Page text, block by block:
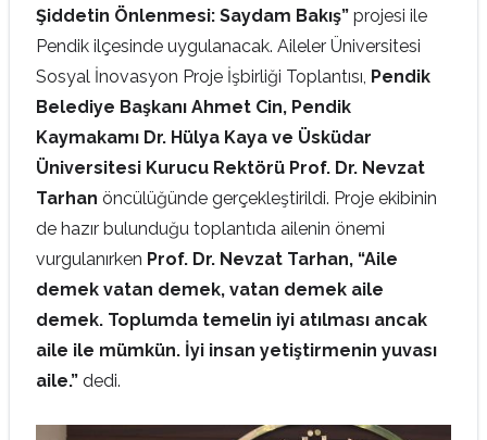
Şiddetin Önlenmesi: Saydam Bakış” projesi ile
Pendik ilçesinde uygulanacak. Aileler Üniversitesi
Sosyal İnovasyon Proje İşbirliği Toplantısı, Pendik
Belediye Başkanı Ahmet Cin, Pendik
Kaymakamı Dr. Hülya Kaya ve Üsküdar
Üniversitesi Kurucu Rektörü Prof. Dr. Nevzat
Tarhan öncülüğünde gerçekleştirildi. Proje ekibinin
de hazır bulunduğu toplantıda ailenin önemi
vurgulanırken Prof. Dr. Nevzat Tarhan, “Aile
demek vatan demek, vatan demek aile
demek. Toplumda temelin iyi atılması ancak
aile ile mümkün. İyi insan yetiştirmenin yuvası
aile.” dedi.